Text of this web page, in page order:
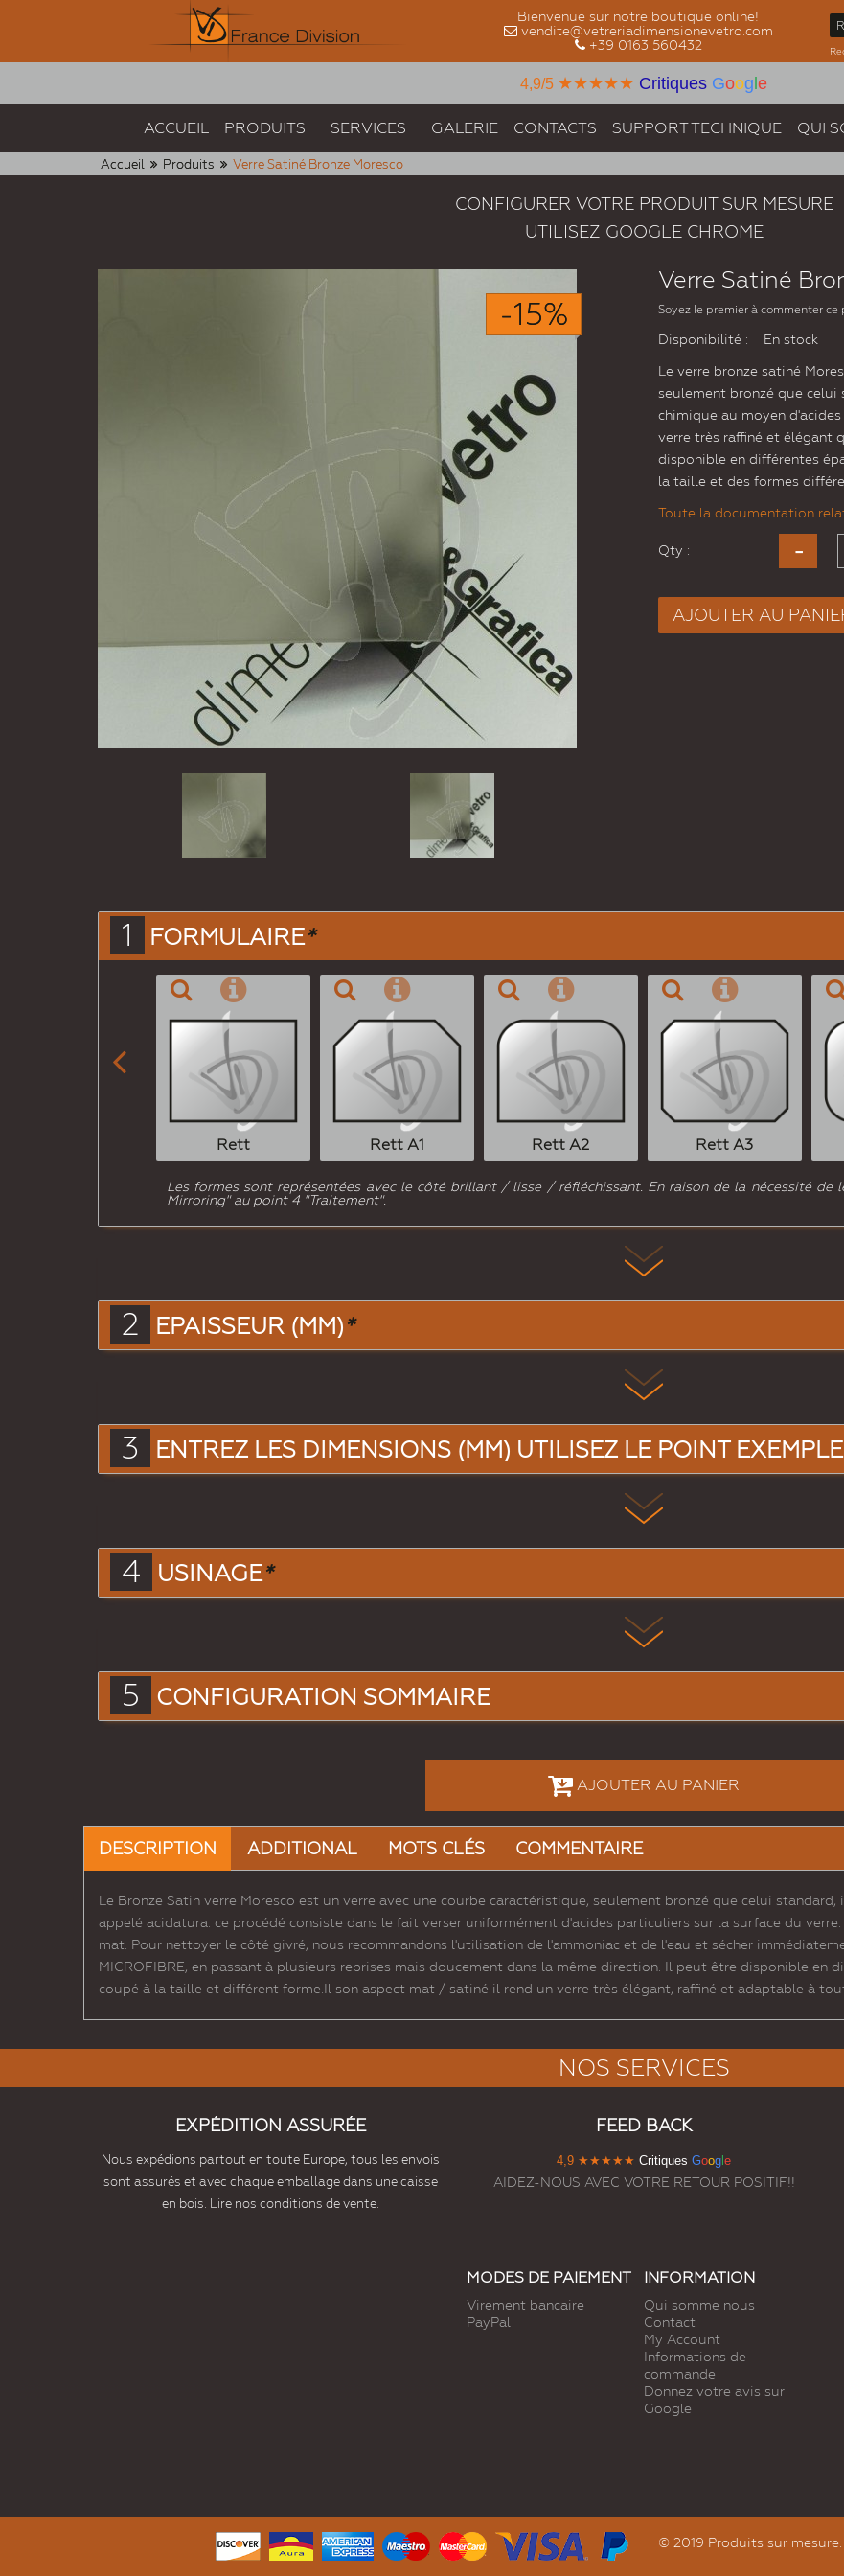
Bienvenue sur notre boutique online!
vendite@vetreriadimensionevetro.com
+39 0163 560432
4,9/5 ★★★★★ Critiques Goog e
ACCUEIL PRODUITS SERVICES GALERIE CONTACTS SUPPORT TECHNIQUE QUI
Accueil Produits Verre Satiné Bronze Moresco
CONFIGURER VOTRE PRODUIT SUR MESURE
UTILISEZ GOOGLE CHROME
-15%
Verre Satiné
Soyez le premier à commenter ce
Disponibilité : En stock
Le verre bronze satiné
seulement bronzé que
chimique au moyen
verre très raffiné et élégant
disponible en différentes
la taille et des formes
Toute la documentation
Qty :
AJOUTER AU
1 FORMULAIRE*
Rett Rett A1 Rett A2 Rett A3

Les formes sont représentées avec le côté brillant / lisse / réfléchissant. En raison de la nécessité de
Mirroring" au point 4 "Traitement".
2 EPAISSEUR (MM)*
3 ENTREZ LES DIMENSIONS (MM) UTILISEZ LE POINT
4 USINAGE*
5 CONFIGURATION SOMMAIRE
AJOUTER AU PANIER
DESCRIPTION ADDITIONAL MOTS CLÉS COMMENTAIRE
Le Bronze Satin verre Moresco est un verre avec une courbe caractéristique, seulement bronzé que celui
appelé acidatura: ce procédé consiste dans le fait verser uniformément d'acides particuliers sur la surface du
mat. Pour nettoyer le côté givré, nous recommandons l'utilisation de l'ammoniac et de l'eau et sécher
MICROFIBRE, en passant à plusieurs reprises mais doucement dans la même direction. Il peut être disponible en
coupé à la taille et différent forme.Il son aspect mat / satiné il rend un verre très élégant, raffiné et adaptable à
NOS SERVICES
EXPÉDITION ASSURÉE
Nous expédions partout en toute Europe, tous les envois
sont assurés et avec chaque emballage dans une caisse
en bois. Lire nos conditions de vente.
FEED BACK
4,9 ★★★★★ Critiques Goog e
AIDEZ-NOUS AVEC VOTRE RETOUR POSITIF!!
MODES DE PAIEMENT
Virement bancaire
PayPal
INFORMATION
Qui somme nous
Contact
My Account
Informations de
commande
Donnez votre avis sur
Google
© 2019 Produits sur